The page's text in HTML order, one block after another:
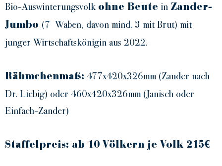
Ich stimme den
Bio-Auswinterungsvolk ohne Beute in Zander-
Jumbo (7 Waben, davon mind. 3 mit Brut) mit
junger Wirtschaftskönigin aus 2022.
Rähmchenmaß: 477x420x326mm (Zander nach
Dr. Liebig) oder 460x420x326mm (Janisch oder
Einfach-Zander)
Staffelpreis: ab 10 Völkern je Volk 215€